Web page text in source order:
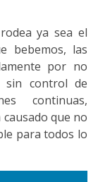
ya sea el
bebemos, las
por no
control de
continuas,
que no
para todos lo